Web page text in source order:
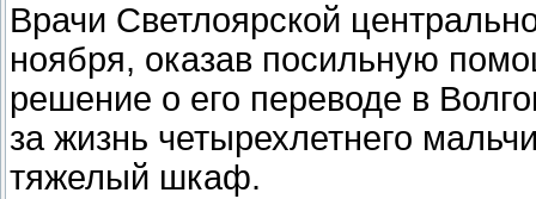
Врачи Светлоярской
ноября, оказав посильную
решение о его переводе в
за жизнь четырехлетнего
тяжелый шкаф.